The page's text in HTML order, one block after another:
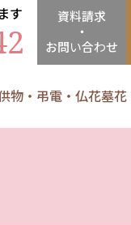
す
資料請求
・
お問い合わせ
物・弔電・仏花墓花